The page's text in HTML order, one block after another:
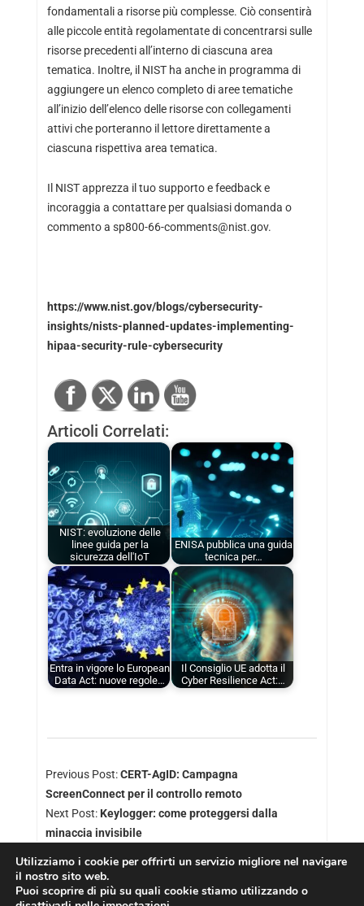
fondamentali a risorse più complesse. Ciò consentirà
alle piccole entità regolamentate di concentrarsi sulle
risorse precedenti all’interno di ciascuna area
tematica. Inoltre, il NIST ha anche in programma di
aggiungere un elenco completo di aree tematiche
all’inizio dell’elenco delle risorse con collegamenti
attivi che porteranno il lettore direttamente a
ciascuna rispettiva area tematica.
Il NIST apprezza il tuo supporto e feedback e
incoraggia a contattare per qualsiasi domanda o
commento a sp800-66-comments@nist.gov.
https://www.nist.gov/blogs/cybersecurity-
insights/nists-planned-updates-implementing-
hipaa-security-rule-cybersecurity
Articoli Correlati:
NIST: evoluzione delle
linee guida per la
sicurezza dell'IoT
ENISA pubblica una guida
tecnica per…
Entra in vigore lo European
Data Act: nuove regole…
Il Consiglio UE adotta il
Cyber Resilience Act:…
Previous Post:CERT-AgID: Campagna
ScreenConnect per il controllo remoto
Next Post: Keylogger: come proteggersi dalla
minaccia invisibile
Utilizziamo i cookie per offrirti un servizio migliore nel navigare
il nostro sito web.
Puoi scoprire di più su quali cookie stiamo utilizzando o